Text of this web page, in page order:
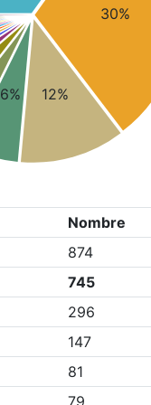
30%
12%
6%
Nombre
874
745
296
147
81
79